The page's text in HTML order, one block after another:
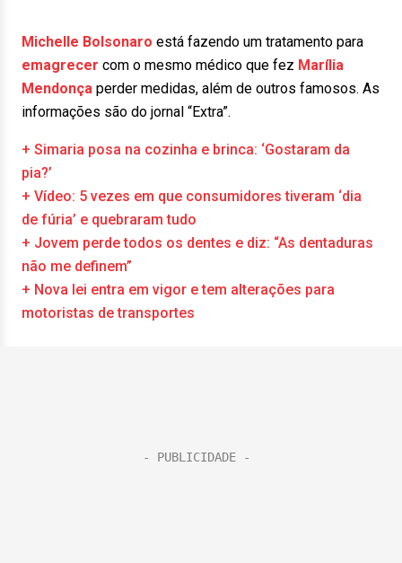
Michelle Bolsonaro está fazendo um tratamento para
emagrecer com o mesmo médico que fez Marília
Mendonça perder medidas, além de outros famosos. As
informações são do jornal “Extra”.
+ Simaria posa na cozinha e brinca: ‘Gostaram da
pia?’
+ Vídeo: 5 vezes em que consumidores tiveram ‘dia
de fúria’ e quebraram tudo
+ Jovem perde todos os dentes e diz: “As dentaduras
não me definem”
+ Nova lei entra em vigor e tem alterações para
motoristas de transportes